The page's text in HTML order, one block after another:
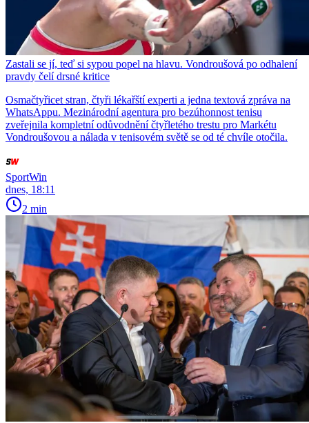
Zastali se jí, teď si sypou popel na hlavu. Vondroušová po odhalení
pravdy čelí drsné kritice
Osmačtyřicet stran, čtyři lékařští experti a jedna textová zpráva na
WhatsAppu. Mezinárodní agentura pro bezúhonnost tenisu
zveřejnila kompletní odůvodnění čtyřletého trestu pro Markétu
Vondroušovou a nálada v tenisovém světě se od té chvíle otočila.
SportWin
dnes, 18:11
2 min